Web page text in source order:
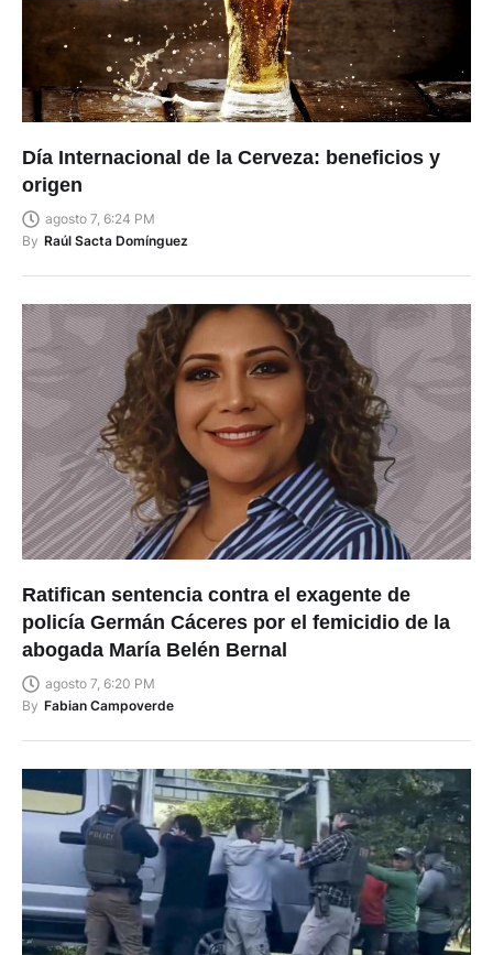
Día Internacional de la Cerveza: beneficios y
origen
agosto 7, 6:24 PM
By Raúl Sacta Domínguez
Ratifican sentencia contra el exagente de
policía Germán Cáceres por el femicidio de la
abogada María Belén Bernal
agosto 7, 6:20 PM
By Fabian Campoverde